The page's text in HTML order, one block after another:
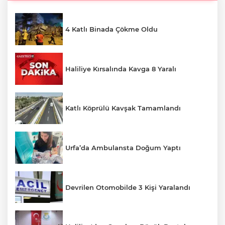
4 Katlı Binada Çökme Oldu
Haliliye Kırsalında Kavga 8 Yaralı
Katlı Köprülü Kavşak Tamamlandı
Urfa’da Ambulansta Doğum Yaptı
Devrilen Otomobilde 3 Kişi Yaralandı